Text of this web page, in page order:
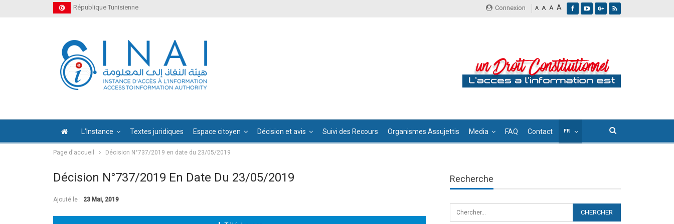
Connexion A A A A
République Tunisienne
L’Instance Textes juridiques Espace citoyen Décision et avis Suivi des Recours Organismes Assujettis Media FAQ Contact
Page d'accueil Décision N°737/2019 en date du 23/05/2019
Décision N°737/2019 En Date Du 23/05/2019
Ajouté le : 23 Mai, 2019
Recherche